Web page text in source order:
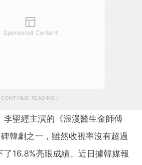
Sponsored Content
CONTINUE READING
李聖經主演的《浪漫醫生金師傅
韓劇之一，雖然收視率沒有超過
16.8%亮眼成績。近日據韓媒報